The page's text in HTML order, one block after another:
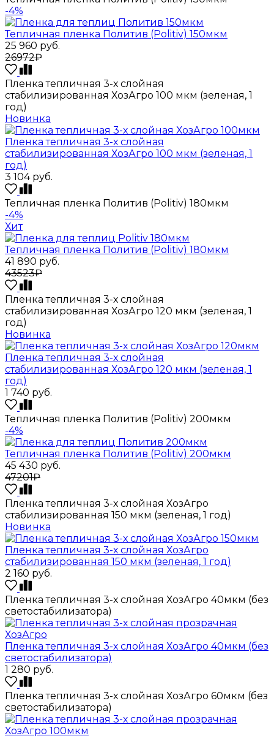
-4%
Тепличная пленка Политив (Politiv) 150мкм
25 960 руб.
26972₽
Пленка тепличная 3-х слойная
стабилизированная ХозАгро 100 мкм (зеленая, 1
год)
Новинка
Пленка тепличная 3-х слойная
стабилизированная ХозАгро 100 мкм (зеленая, 1
год)
3 104 руб.
Тепличная пленка Политив (Politiv) 180мкм
-4%
Хит
Тепличная пленка Политив (Politiv) 180мкм
41 890 руб.
43523₽
Пленка тепличная 3-х слойная
стабилизированная ХозАгро 120 мкм (зеленая, 1
год)
Новинка
Пленка тепличная 3-х слойная
стабилизированная ХозАгро 120 мкм (зеленая, 1
год)
1 740 руб.
Тепличная пленка Политив (Politiv) 200мкм
-4%
Тепличная пленка Политив (Politiv) 200мкм
45 430 руб.
47201₽
Пленка тепличная 3-х слойная ХозАгро
стабилизированная 150 мкм (зеленая, 1 год)
Новинка
Пленка тепличная 3-х слойная ХозАгро
стабилизированная 150 мкм (зеленая, 1 год)
2 160 руб.
Пленка тепличная 3-х слойная ХозАгро 40мкм (без
светостабилизатора)
Пленка тепличная 3-х слойная ХозАгро 40мкм (без
светостабилизатора)
1 280 руб.
Пленка тепличная 3-х слойная ХозАгро 60мкм (без
светостабилизатора)